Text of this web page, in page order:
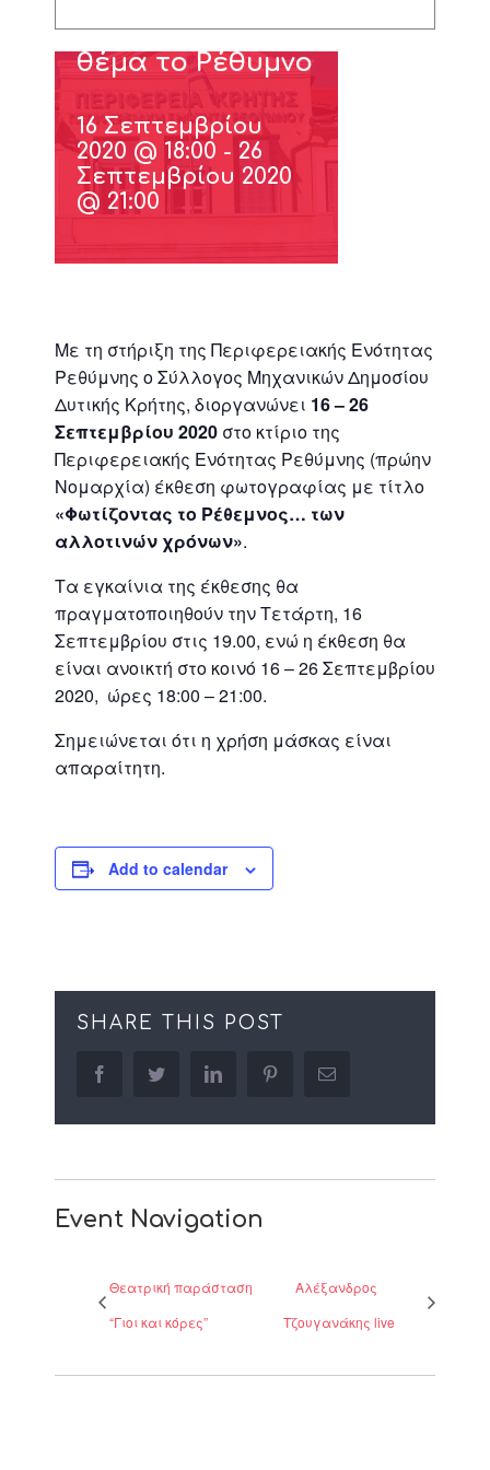
φωτογραφίας με
θέμα το Ρέθυμνο
16 Σεπτεμβρίου
2020 @ 18:00 - 26
Σεπτεμβρίου 2020
@ 21:00
Με τη στήριξη της Περιφερειακής Ενότητας
Ρεθύμνης ο Σύλλογος Μηχανικών Δημοσίου
Δυτικής Κρήτης, διοργανώνει 16 – 26
Σεπτεμβρίου 2020 στο κτίριο της
Περιφερειακής Ενότητας Ρεθύμνης (πρώην
Νομαρχία) έκθεση φωτογραφίας με τίτλο
«Φωτίζοντας το Ρέθεμνος… των
αλλοτινών χρόνων».
Τα εγκαίνια της έκθεσης θα
πραγματοποιηθούν την Τετάρτη, 16
Σεπτεμβρίου στις 19.00, ενώ η έκθεση θα
είναι ανοικτή στο κοινό 16 – 26 Σεπτεμβρίου
2020, ώρες 18:00 – 21:00.
Σημειώνεται ότι η χρήση μάσκας είναι
απαραίτητη.
Add to calendar
SHARE THIS POST
facebooktwitter linkedin pinterestEmail
Event Navigation
Θεατρική παράσταση
“Γιοι και κόρες”
Αλέξανδρος
Τζουγανάκης live